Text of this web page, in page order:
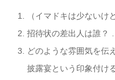
（イマドキは少ないけ
招待状の差出人は誰？
どのような雰囲気を伝
披露宴という印象付け